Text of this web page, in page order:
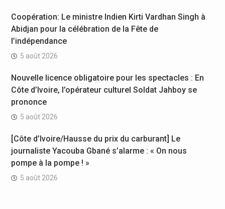
Coopération: Le ministre Indien Kirti Vardhan Singh à
Abidjan pour la célébration de la Fête de
l’indépendance
5 août 2026
Nouvelle licence obligatoire pour les spectacles : En
Côte d’Ivoire, l’opérateur culturel Soldat Jahboy se
prononce
5 août 2026
[Côte d’Ivoire/Hausse du prix du carburant] Le
journaliste Yacouba Gbané s’alarme : « On nous
pompe à la pompe ! »
5 août 2026